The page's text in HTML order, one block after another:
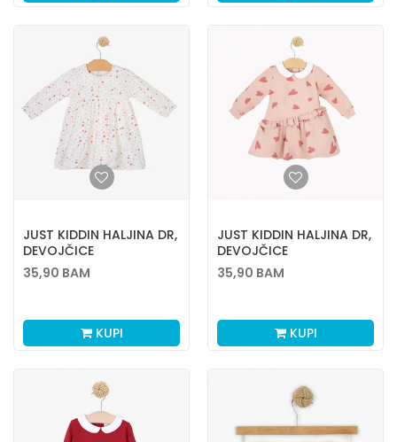
JUST KIDDIN HALJINA DR,
DEVOJČICE
35,90 BAM
KUPI
JUST KIDDIN HALJINA DR,
DEVOJČICE
35,90 BAM
KUPI